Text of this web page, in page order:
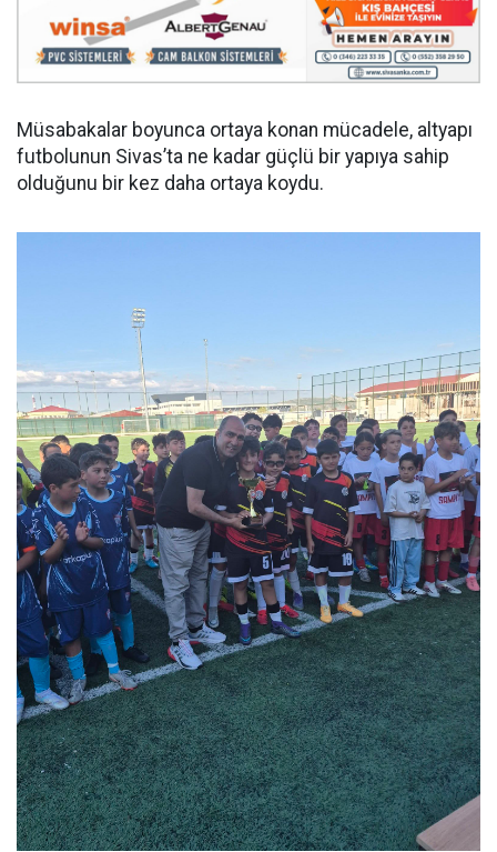
Müsabakalar boyunca ortaya konan mücadele, altyapı
futbolunun Sivas’ta ne kadar güçlü bir yapıya sahip
olduğunu bir kez daha ortaya koydu.